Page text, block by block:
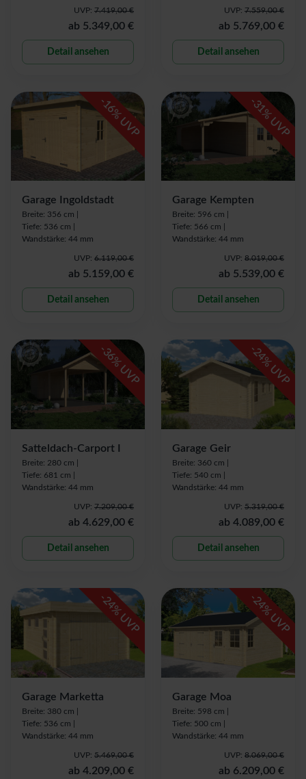
UVP: 7.419,00 €
ab 5.349,00 €
Detail ansehen
UVP: 7.559,00 €
ab 5.769,00 €
Detail ansehen
-
16
% UVP
Garage Ingoldstadt
Breite: 356 cm |
Tiefe: 536 cm |
Wandstärke: 44 mm
UVP: 6.119,00 €
ab 5.159,00 €
Detail ansehen
-
31
% UVP
Garage Kempten
Breite: 596 cm |
Tiefe: 566 cm |
Wandstärke: 44 mm
UVP: 8.019,00 €
ab 5.539,00 €
Detail ansehen
-
36
% UVP
Satteldach-Carport I
Breite: 280 cm |
Tiefe: 681 cm |
Wandstärke: 44 mm
UVP: 7.209,00 €
ab 4.629,00 €
Detail ansehen
-
24
% UVP
Garage Geir
Breite: 360 cm |
Tiefe: 540 cm |
Wandstärke: 44 mm
UVP: 5.319,00 €
ab 4.089,00 €
Detail ansehen
-
24
% UVP
Garage Marketta
Breite: 380 cm |
Tiefe: 536 cm |
Wandstärke: 44 mm
UVP: 5.469,00 €
ab 4.209,00 €
-
24
% UVP
Garage Moa
Breite: 598 cm |
Tiefe: 500 cm |
Wandstärke: 44 mm
UVP: 8.069,00 €
ab 6.209,00 €